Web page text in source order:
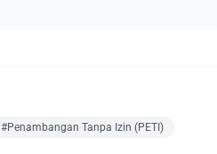
#Penambangan Tanpa Izin (PETI)